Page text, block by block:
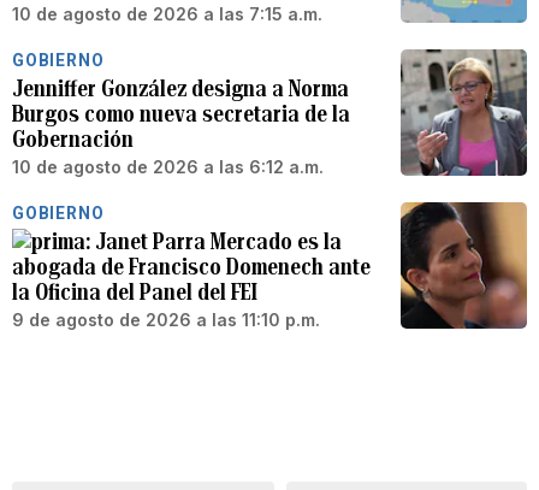
10 de agosto de 2026 a las 7:15 a.m.
GOBIERNO
Jenniffer González designa a Norma
Burgos como nueva secretaria de la
Gobernación
10 de agosto de 2026 a las 6:12 a.m.
GOBIERNO
Janet Parra Mercado es la
abogada de Francisco Domenech ante
la Oficina del Panel del FEI
9 de agosto de 2026 a las 11:10 p.m.